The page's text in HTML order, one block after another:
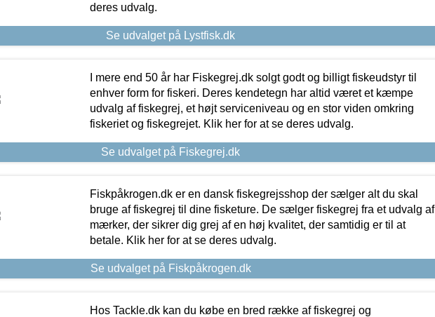
deres udvalg.
Se udvalget på Lystfisk.dk
I mere end 50 år har Fiskegrej.dk solgt godt og billigt fiskeudstyr til
enhver form for fiskeri. Deres kendetegn har altid været et kæmpe
udvalg af fiskegrej, et højt serviceniveau og en stor viden omkring
fiskeriet og fiskegrejet. Klik her for at se deres udvalg.
Se udvalget på Fiskegrej.dk
Fiskpåkrogen.dk er en dansk fiskegrejsshop der sælger alt du skal
bruge af fiskegrej til dine fisketure. De sælger fiskegrej fra et udvalg af
mærker, der sikrer dig grej af en høj kvalitet, der samtidig er til at
betale. Klik her for at se deres udvalg.
Se udvalget på Fiskpåkrogen.dk
Hos Tackle.dk kan du købe en bred række af fiskegrej og